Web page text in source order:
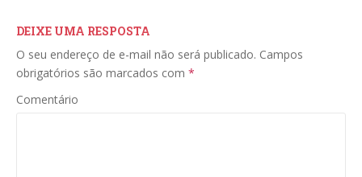
DEIXE UMA RESPOSTA
O seu endereço de e-mail não será publicado. Campos
obrigatórios são marcados com *
Comentário